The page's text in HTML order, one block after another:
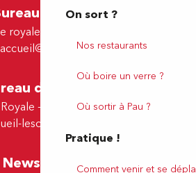
On sort ?
Nos restaurants
Où boire un verre ?
Où sortir à Pau ?
Pratique !
Comment venir et se
de Pau
royale - 64000 Pau
accueil@tourismepau.fr
de Lescar
- 64230 Lescar
lescar@tourismepau.fr
Newsletter